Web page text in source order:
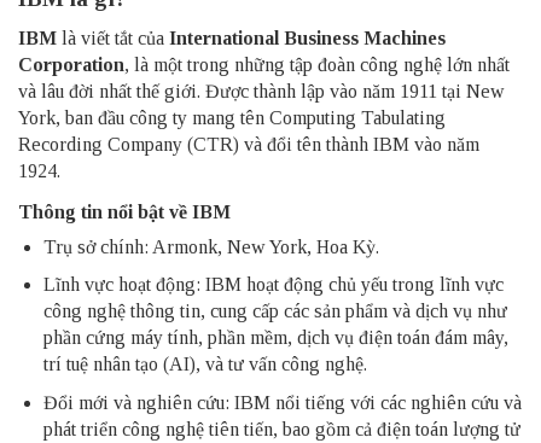
IBM là viết tắt của International Business Machines
Corporation, là một trong những tập đoàn công nghệ lớn nhất
và lâu đời nhất thế giới. Được thành lập vào năm 1911 tại New
York, ban đầu công ty mang tên Computing Tabulating
Recording Company (CTR) và đổi tên thành IBM vào năm
1924.
Thông tin nổi bật về IBM
Trụ sở chính: Armonk, New York, Hoa Kỳ.
Lĩnh vực hoạt động: IBM hoạt động chủ yếu trong lĩnh vực
công nghệ thông tin, cung cấp các sản phẩm và dịch vụ như
phần cứng máy tính, phần mềm, dịch vụ điện toán đám mây,
trí tuệ nhân tạo (AI), và tư vấn công nghệ.
Đổi mới và nghiên cứu: IBM nổi tiếng với các nghiên cứu và
phát triển công nghệ tiên tiến, bao gồm cả điện toán lượng tử